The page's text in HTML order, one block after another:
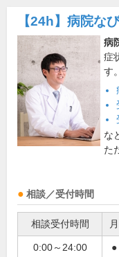
【24h】 病院な
病
症
す。
な
た
相談／受付時間
相談受付時間 月
0:00～24:00 ●